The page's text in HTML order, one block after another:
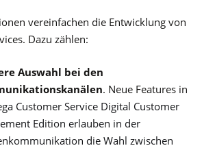
vereinfachen die Entwicklung von
Dazu zählen:
Auswahl bei den
. Neue Features in
Customer Service Digital Customer
Edition erlauben in der
die Wahl zwischen